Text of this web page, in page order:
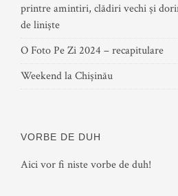
printre amintiri, clădiri vechi și
de liniște
O Foto Pe Zi 2024 – recapitulare
Weekend la Chișinău
VORBE DE DUH
Aici vor fi niste vorbe de duh!